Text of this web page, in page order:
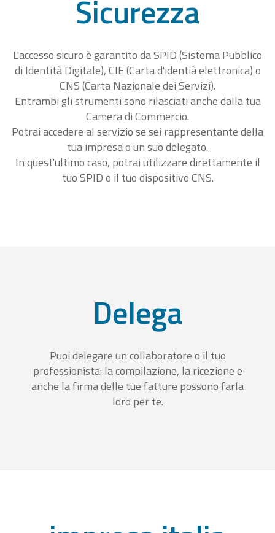
Sicurezza
L'accesso sicuro è garantito da SPID (Sistema Pubblico
di Identità Digitale), CIE (Carta d'identià elettronica) o
CNS (Carta Nazionale dei Servizi).
Entrambi gli strumenti sono rilasciati anche dalla tua
Camera di Commercio.
Potrai accedere al servizio se sei rappresentante della
tua impresa o un suo delegato.
In quest'ultimo caso, potrai utilizzare direttamente il
tuo SPID o il tuo dispositivo CNS.
Delega
Puoi delegare un collaboratore o il tuo
professionista: la compilazione, la ricezione e
anche la firma delle tue fatture possono farla
loro per te.